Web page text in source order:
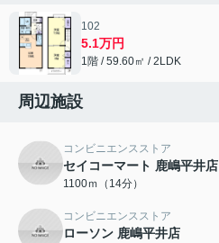
102
5.1万円
1階 / 59.60㎡ / 2LDK
周辺施設
コンビニエンスストア
セイコーマート 鹿嶋平井店
1100ｍ（14分）
コンビニエンスストア
ローソン 鹿嶋平井店